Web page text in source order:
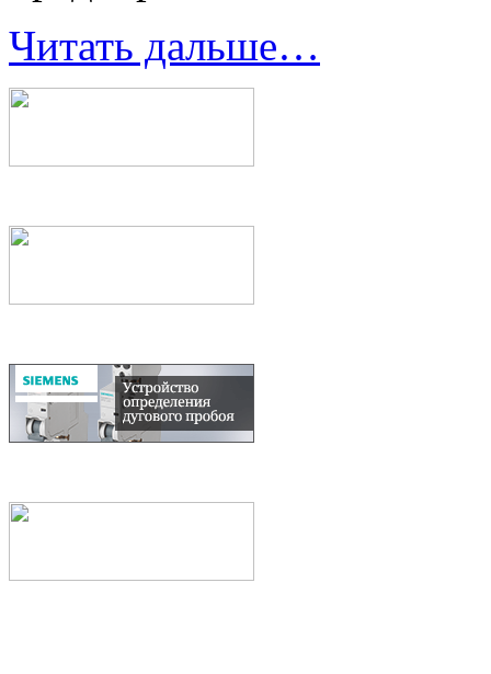
Читать дальше…